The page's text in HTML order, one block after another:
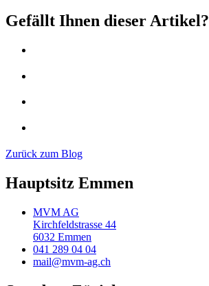
Gefällt Ihnen dieser Artikel?
Zurück zum Blog
Hauptsitz Emmen
MVM AG
Kirchfeldstrasse 44
6032 Emmen
041 289 04 04
mail@mvm-ag.ch